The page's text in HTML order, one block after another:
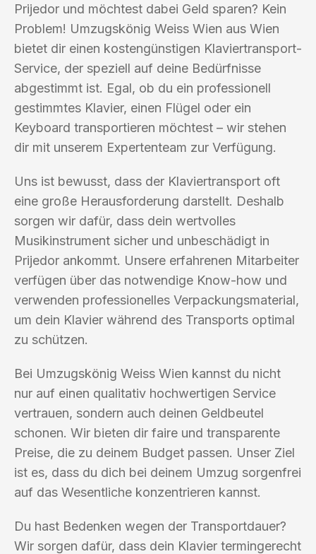
Prijedor und möchtest dabei Geld sparen? Kein
Problem! Umzugskönig Weiss Wien aus Wien
bietet dir einen kostengünstigen Klaviertransport-
Service, der speziell auf deine Bedürfnisse
abgestimmt ist. Egal, ob du ein professionell
gestimmtes Klavier, einen Flügel oder ein
Keyboard transportieren möchtest – wir stehen
dir mit unserem Expertenteam zur Verfügung.
Uns ist bewusst, dass der Klaviertransport oft
eine große Herausforderung darstellt. Deshalb
sorgen wir dafür, dass dein wertvolles
Musikinstrument sicher und unbeschädigt in
Prijedor ankommt. Unsere erfahrenen Mitarbeiter
verfügen über das notwendige Know-how und
verwenden professionelles Verpackungsmaterial,
um dein Klavier während des Transports optimal
zu schützen.
Bei Umzugskönig Weiss Wien kannst du nicht
nur auf einen qualitativ hochwertigen Service
vertrauen, sondern auch deinen Geldbeutel
schonen. Wir bieten dir faire und transparente
Preise, die zu deinem Budget passen. Unser Ziel
ist es, dass du dich bei deinem Umzug sorgenfrei
auf das Wesentliche konzentrieren kannst.
Du hast Bedenken wegen der Transportdauer?
Wir sorgen dafür, dass dein Klavier termingerecht